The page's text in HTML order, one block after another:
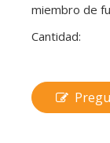
miembro de
Cantidad: